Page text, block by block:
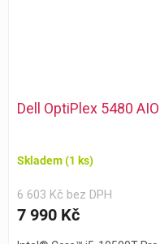
Dell OptiPlex 5480 AIO
Skladem(1 ks)
6 603 Kč bez DPH
7 990 Kč